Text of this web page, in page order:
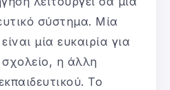
σύστημα. Μία
μία ευκαιρία για
η άλλη
Το